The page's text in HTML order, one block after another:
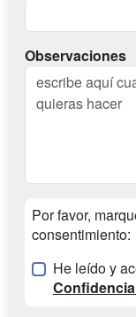
Observaciones
Por favor,
consentimiento:
He leído y